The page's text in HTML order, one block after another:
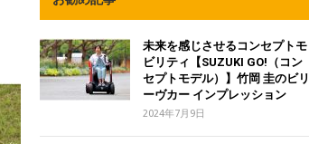
未来を感じさせるコンセプトモ
ビリティ【SUZUKI GO!（コン
セプトモデル）】竹岡 圭のビリ
ーヴカー インプレッション
2024年7月9日